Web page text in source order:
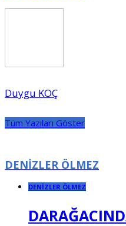
Duygu KOÇ
Tüm Yazıları Göster
DENİZLER ÖLMEZ
DENİZLER ÖLMEZ